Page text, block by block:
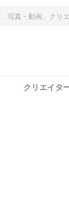
クリエイタ